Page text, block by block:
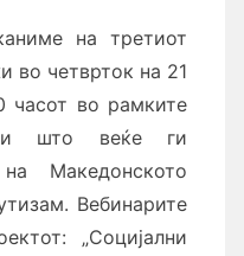
на третиот
во четврток на 21
часот во рамките
што веќе ги
Македонското
Вебинарите
„Социјални